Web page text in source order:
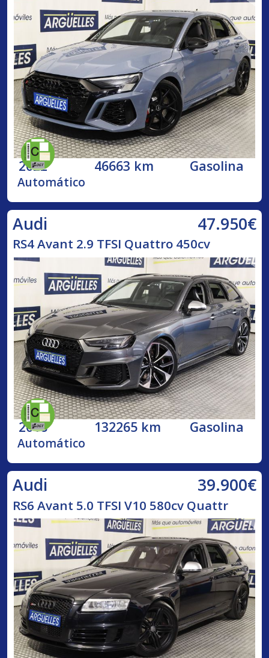
2022 46663 km Gasolina
Automático
Audi 47.950€
RS4 Avant 2.9 TFSI Quattro 450cv
2018 132265 km Gasolina
Automático
Audi 39.900€
RS6 Avant 5.0 TFSI V10 580cv Quattr